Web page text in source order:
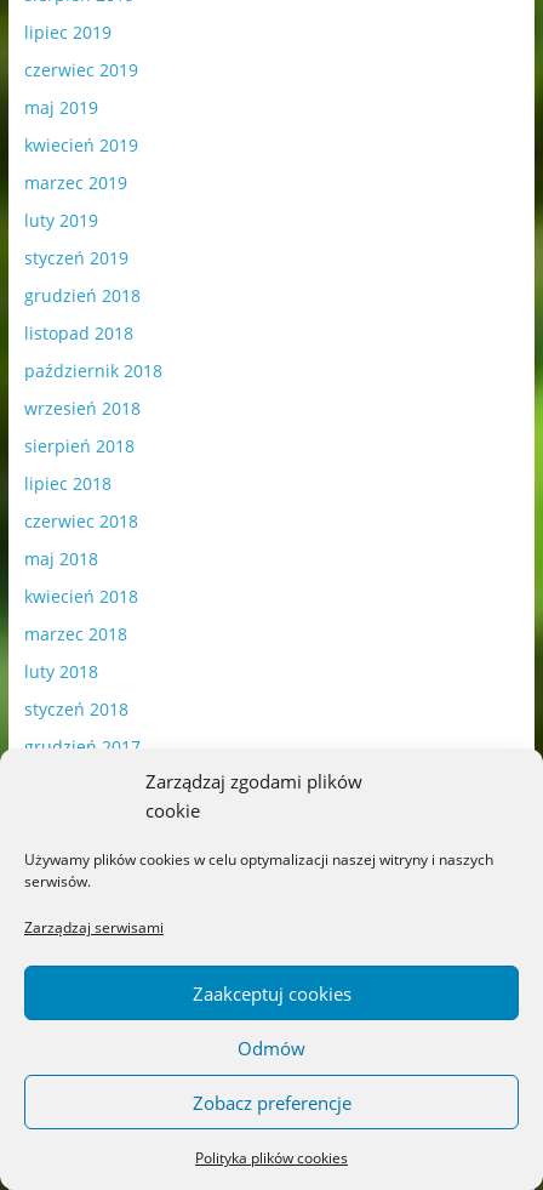
Zarządzaj zgodami plików
cookie
Używamy plików cookies w celu optymalizacji naszej witryny i naszych
serwisów.
Zarządzaj serwisami
Zaakceptuj cookies
Odmów
Zobacz preferencje
Polityka plików cookies
lipiec 2019
czerwiec 2019
maj 2019
kwiecień 2019
marzec 2019
luty 2019
styczeń 2019
grudzień 2018
listopad 2018
październik 2018
wrzesień 2018
sierpień 2018
lipiec 2018
czerwiec 2018
maj 2018
kwiecień 2018
marzec 2018
luty 2018
styczeń 2018
grudzień 2017
październik 2017
wrzesień 2017
lipiec 2017
czerwiec 2017
maj 2017
marzec 2017
luty 2017